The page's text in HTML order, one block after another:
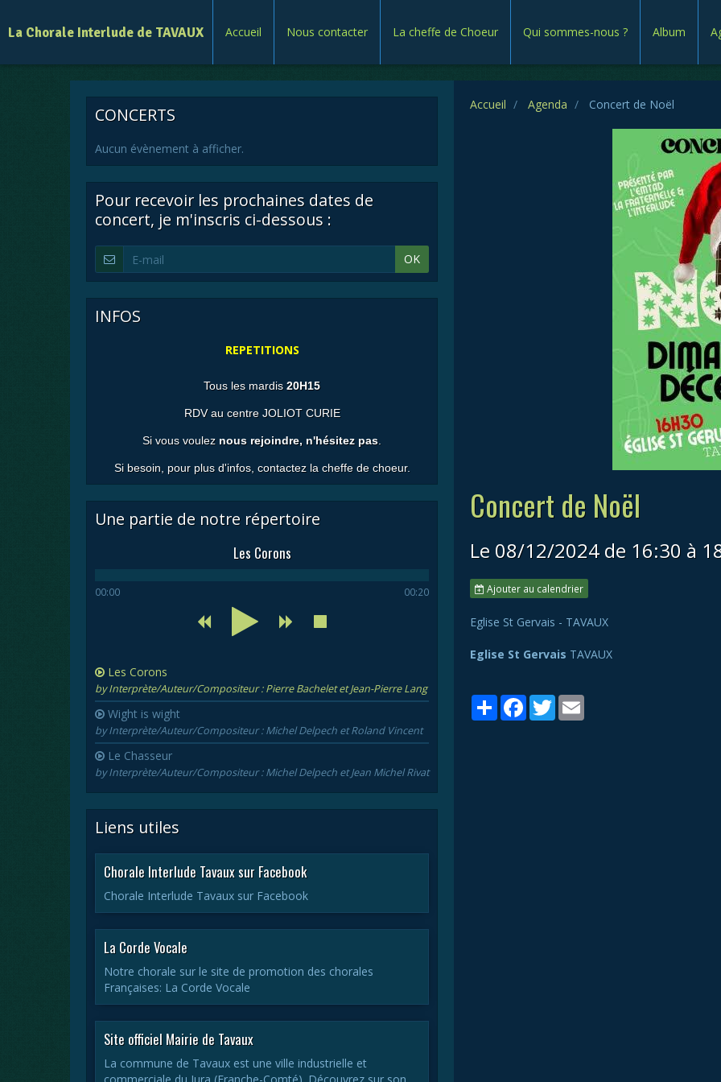
La Chorale Interlude de TAVAUX Accueil Nous contacter La cheffe de Choeur Qui sommes-nous ? Album
Accueil Agenda Concert de Noël
Concert de Noël
Le 08/12/2024 de 16:30 à
Ajouter au calendrier
Eglise St Gervais - TAVAUX
Eglise St Gervais TAVAUX
PartagerFacebook
Twitter
CONCERTS
Aucun évènement à afficher.
Pour recevoir les prochaines dates de
concert, je m'inscris ci-dessous :
OK
INFOS
REPETITIONS
Tous les mardis 20H15
RDV au centre JOLIOT CURIE
Si vous voulez nous rejoindre, n'hésitez pas
Si besoin, pour plus d'infos, contactez la cheffe de choeur.
Une partie de notre répertoire
Les Corons
00:00 00:20
Les Corons
by Interprète/Auteur/Compositeur : Pierre Bachelet et Jean-Pierre Lang
Wight is wight
by Interprète/Auteur/Compositeur : Michel Delpech et Roland Vincent
Le Chasseur
by Interprète/Auteur/Compositeur : Michel Delpech et Jean Michel Rivat
Liens utiles
Chorale Interlude Tavaux sur Facebook
Chorale Interlude Tavaux sur Facebook
La Corde Vocale
Notre chorale sur le site de promotion des chorales
Françaises: La Corde Vocale
Site officiel Mairie de Tavaux
La commune de Tavaux est une ville industrielle et